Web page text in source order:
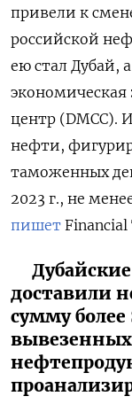
привели к
российской
ею стал Дубай,
экономическая
центр (DMCC).
нефти,
таможенных
2023 г., не
пишет Financial
доставили
сумму более